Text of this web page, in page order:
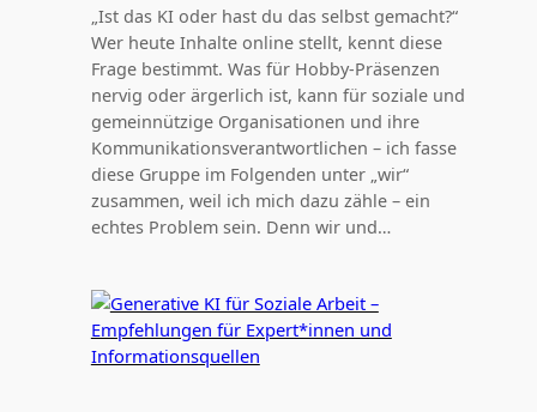
„Ist das KI oder hast du das selbst gemacht?“
Wer heute Inhalte online stellt, kennt diese
Frage bestimmt. Was für Hobby-Präsenzen
nervig oder ärgerlich ist, kann für soziale und
gemeinnützige Organisationen und ihre
Kommunikationsverantwortlichen – ich fasse
diese Gruppe im Folgenden unter „wir“
zusammen, weil ich mich dazu zähle – ein
echtes Problem sein. Denn wir und…